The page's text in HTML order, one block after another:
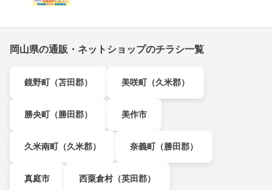
岡山県の通販・ネットショップのチラシ一覧
鏡野町（苫田郡） 美咲町（久米郡）
勝央町（勝田郡） 美作市
久米南町（久米郡） 奈義町（勝田郡）
真庭市 西粟倉村（英田郡）